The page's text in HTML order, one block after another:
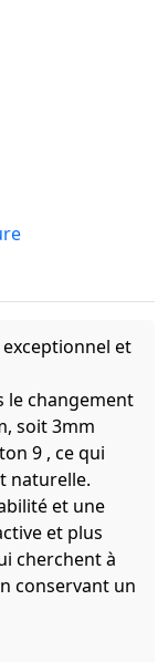
exceptionnel et
le changement
soit 3mm
9 , ce qui
naturelle.
et une
et plus
cherchent à
conservant un